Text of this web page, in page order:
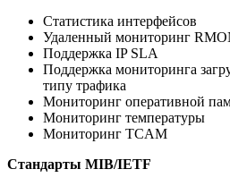
Статистика интерфейсов
Удаленный мониторинг
Поддержка IP SLA
Поддержка мониторинга
типу трафика
Мониторинг оперативной
Мониторинг температуры
Мониторинг TCAM
Стандарты MIB/IETF